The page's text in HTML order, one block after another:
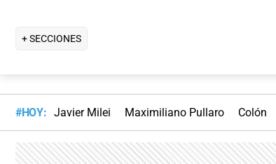
+ SECCIONES
#HOY: Javier Milei Maximiliano Pullaro Colón